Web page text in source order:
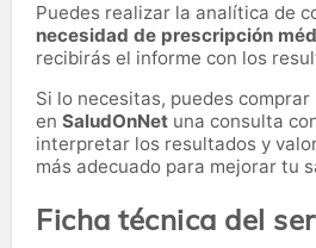
Puedes realizar la analítica de
necesidad de prescripción
recibirás el informe con los
Si lo necesitas, puedes
en SaludOnNet una consulta
interpretar los resultados y
más adecuado para mejorar tu
Ficha técnica del